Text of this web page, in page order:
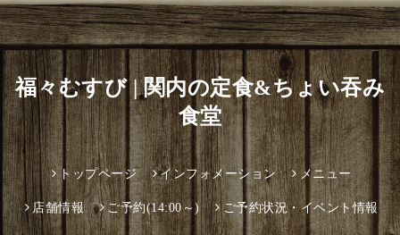
福々むすび | 関内の定食&ちょい吞み
食堂
トップページ インフォメーション メニュー
店舗情報 ご予約(14:00～) ご予約状況・イベント情報